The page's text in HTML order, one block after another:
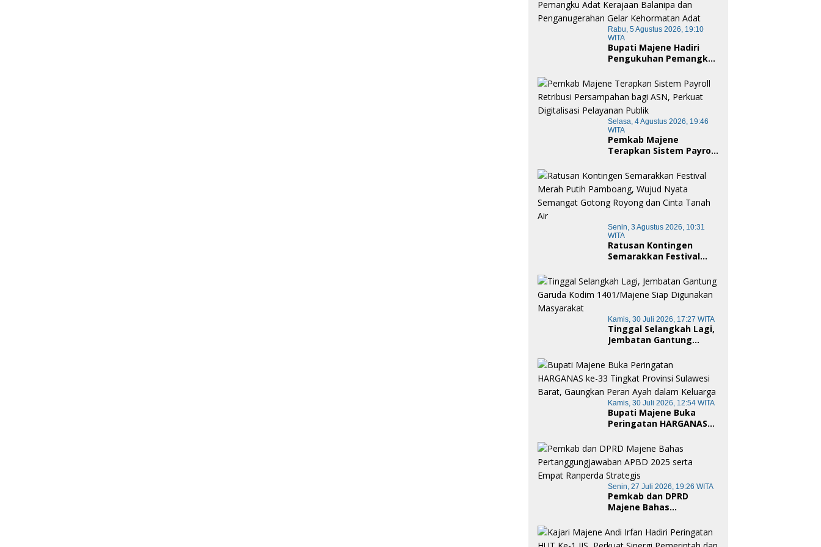
Rabu, 5 Agustus 2026, 19:10
WITA
Bupati Majene Hadiri
Pengukuhan Pemangku
dan Penganugerahan
Gelar Kehormatan Adat
Selasa, 4 Agustus 2026, 19:46
WITA
Pemkab Majene
Terapkan Sistem Payroll
bagi ASN, Perkuat
Digitalisasi Pelayanan
Publik
Senin, 3 Agustus 2026, 10:31
WITA
Ratusan Kontingen
Semarakkan Festival
Wujud Nyata Semangat
Gotong Royong dan
Cinta Tanah Air
Kamis, 30 Juli 2026, 17:27 WITA
Tinggal Selangkah Lagi,
Jembatan Gantung
1401/Majene Siap
Digunakan Masyarakat
Kamis, 30 Juli 2026, 12:54 WITA
Bupati Majene Buka
Peringatan HARGANAS
Sulawesi Barat,
Gaungkan Peran Ayah
dalam Keluarga
Senin, 27 Juli 2026, 19:26 WITA
Pemkab dan DPRD
Majene Bahas
APBD 2025 serta Empat
Ranperda Strategis